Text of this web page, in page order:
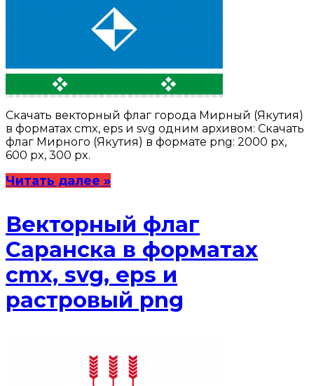
Скачать векторный флаг города Мирный (Якутия)
в форматах cmx, eps и svg одним архивом: Скачать
флаг Мирного (Якутия) в формате png: 2000 px,
600 px, 300 px.
Читать далее »
Векторный флаг
Саранска в форматах
cmx, svg, eps и
растровый png